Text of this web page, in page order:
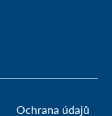
Ochrana údajů